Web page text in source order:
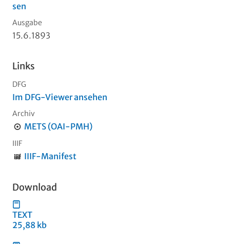
sen
Ausgabe
15.6.1893
Links
DFG
Im DFG-Viewer ansehen
Archiv
METS (OAI-PMH)
IIIF
IIIF-Manifest
Download
TEXT
25,88 kb